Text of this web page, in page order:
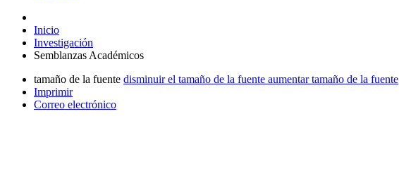
Inicio
Investigación
Semblanzas Académicos
tamaño de la fuente disminuir el tamaño de la fuente aumentar tamaño de la fuente
Imprimir
Correo electrónico